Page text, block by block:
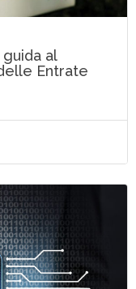
al
Entrate